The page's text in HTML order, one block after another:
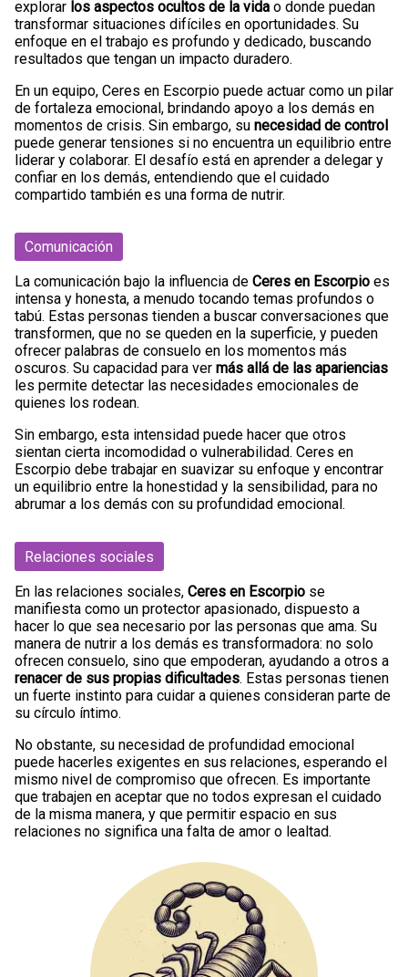
explorar los aspectos ocultos de la vida o donde puedan
transformar situaciones difíciles en oportunidades. Su
enfoque en el trabajo es profundo y dedicado, buscando
resultados que tengan un impacto duradero.
En un equipo, Ceres en Escorpio puede actuar como un pilar
de fortaleza emocional, brindando apoyo a los demás en
momentos de crisis. Sin embargo, su necesidad de control
puede generar tensiones si no encuentra un equilibrio entre
liderar y colaborar. El desafío está en aprender a delegar y
confiar en los demás, entendiendo que el cuidado
compartido también es una forma de nutrir.
Comunicación
La comunicación bajo la influencia de Ceres en Escorpio es
intensa y honesta, a menudo tocando temas profundos o
tabú. Estas personas tienden a buscar conversaciones que
transformen, que no se queden en la superficie, y pueden
ofrecer palabras de consuelo en los momentos más
oscuros. Su capacidad para ver más allá de las apariencias
les permite detectar las necesidades emocionales de
quienes los rodean.
Sin embargo, esta intensidad puede hacer que otros
sientan cierta incomodidad o vulnerabilidad. Ceres en
Escorpio debe trabajar en suavizar su enfoque y encontrar
un equilibrio entre la honestidad y la sensibilidad, para no
abrumar a los demás con su profundidad emocional.
Relaciones sociales
En las relaciones sociales, Ceres en Escorpio se
manifiesta como un protector apasionado, dispuesto a
hacer lo que sea necesario por las personas que ama. Su
manera de nutrir a los demás es transformadora: no solo
ofrecen consuelo, sino que empoderan, ayudando a otros a
renacer de sus propias dificultades. Estas personas tienen
un fuerte instinto para cuidar a quienes consideran parte de
su círculo íntimo.
No obstante, su necesidad de profundidad emocional
puede hacerles exigentes en sus relaciones, esperando el
mismo nivel de compromiso que ofrecen. Es importante
que trabajen en aceptar que no todos expresan el cuidado
de la misma manera, y que permitir espacio en sus
relaciones no significa una falta de amor o lealtad.